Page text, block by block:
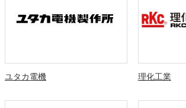
ユタカ電機 理化工業